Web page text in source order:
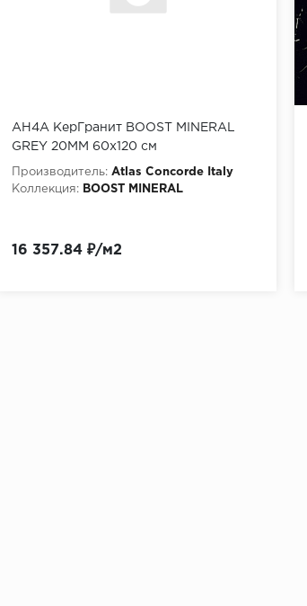
AH4A КерГранит BOOST MINERAL
GREY 20MM 60x120 см
Производитель: Atlas Concorde Italy
Коллекция:
BOOST MINERAL
16 357.84 ₽/м2